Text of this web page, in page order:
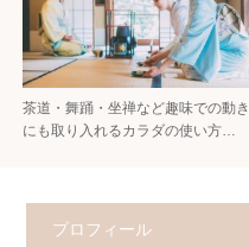
茶道・舞踊・坐禅など趣味での動き
にも取り入れるカラダの使い方…
プロフィール